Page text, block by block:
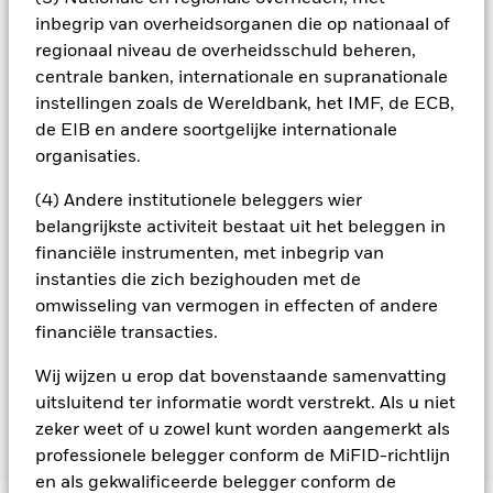
inbegrip van overheidsorganen die op nationaal of
regionaal niveau de overheidsschuld beheren,
centrale banken, internationale en supranationale
instellingen zoals de Wereldbank, het IMF, de ECB,
de EIB en andere soortgelijke internationale
organisaties.
(4) Andere institutionele beleggers wier
belangrijkste activiteit bestaat uit het beleggen in
financiële instrumenten, met inbegrip van
instanties die zich bezighouden met de
omwisseling van vermogen in effecten of andere
financiële transacties.
Wij wijzen u erop dat bovenstaande samenvatting
uitsluitend ter informatie wordt verstrekt. Als u niet
zeker weet of u zowel kunt worden aangemerkt als
professionele belegger conform de MiFID-richtlijn
en als gekwalificeerde belegger conform de
geschikte procedures worden gebruikt om het
besmettingsrisico voor andere aandelenklassen te
minimaliseren. Via het uitklapvakje direct onder de naam van
het fonds, kunt u een lijst van alle aandelenklassen in het
fonds bekijken – aandelenklassen met valutahedging worden
aangegeven door het woord 'Hedged' in de naam van de
aandelenklasse. Daarnaast is een volledige lijst van alle
verkrijgbaar bij de beheermaatschappij van het fonds.
In de mate waarin het Fonds effecten uitleent om zijn kosten
te reduceren, ontvangt het Fonds 62,5% van de hiermee
verbonden inkomsten en komen de resterende 37,5% ten
goede aan BlackRock als effectenuitleenagent. Aangezien de
verdeling van opbrengsten uit effectenleningen de
de lopende kosten opgenomen.
Toon minder
BGF Euro Flexible Income Bond Fund